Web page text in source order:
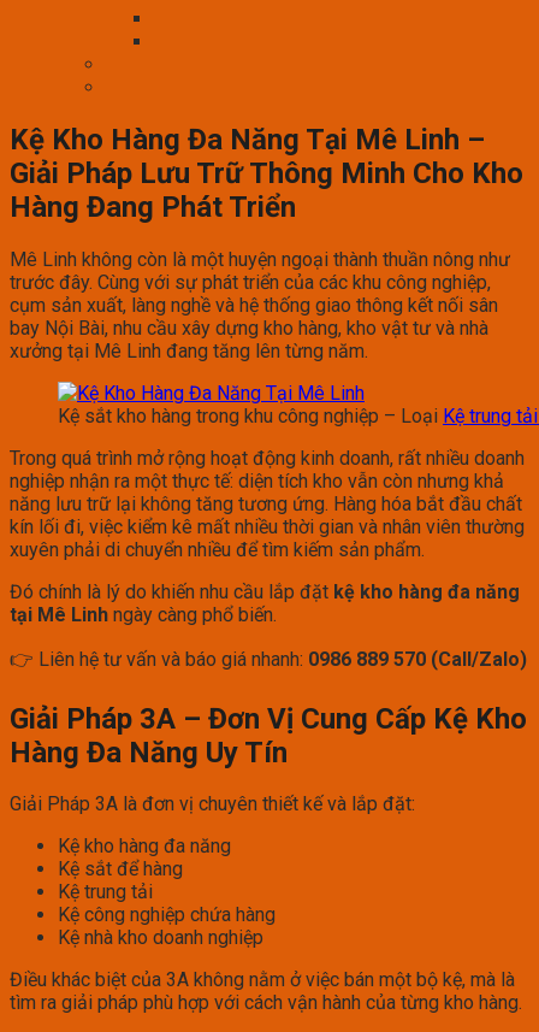
Kệ Kho Hàng Đa Năng Tại Mê Linh –
Giải Pháp Lưu Trữ Thông Minh Cho Kho
Hàng Đang Phát Triển
Mê Linh không còn là một huyện ngoại thành thuần nông như
trước đây. Cùng với sự phát triển của các khu công nghiệp,
cụm sản xuất, làng nghề và hệ thống giao thông kết nối sân
bay Nội Bài, nhu cầu xây dựng kho hàng, kho vật tư và nhà
xưởng tại Mê Linh đang tăng lên từng năm.
Kệ sắt kho hàng trong khu công nghiệp – Loại Kệ trung
Trong quá trình mở rộng hoạt động kinh doanh, rất nhiều doanh
nghiệp nhận ra một thực tế: diện tích kho vẫn còn nhưng khả
năng lưu trữ lại không tăng tương ứng. Hàng hóa bắt đầu chất
kín lối đi, việc kiểm kê mất nhiều thời gian và nhân viên thường
xuyên phải di chuyển nhiều để tìm kiếm sản phẩm.
Đó chính là lý do khiến nhu cầu lắp đặt kệ kho hàng đa năng
tại Mê Linh ngày càng phổ biến.
👉 Liên hệ tư vấn và báo giá nhanh: 0986 889 570 (Call/Zalo)
Giải Pháp 3A – Đơn Vị Cung Cấp Kệ Kho
Hàng Đa Năng Uy Tín
Giải Pháp 3A là đơn vị chuyên thiết kế và lắp đặt:
Kệ kho hàng đa năng
Kệ sắt để hàng
Kệ trung tải
Kệ công nghiệp chứa hàng
Kệ nhà kho doanh nghiệp
Điều khác biệt của 3A không nằm ở việc bán một bộ kệ, mà là
tìm ra giải pháp phù hợp với cách vận hành của từng kho hàng.